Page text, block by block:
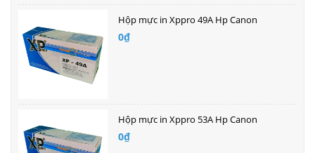
Hộp mực in Xppro 49A Hp Canon
0₫
Hộp mực in Xppro 53A Hp Canon
0₫